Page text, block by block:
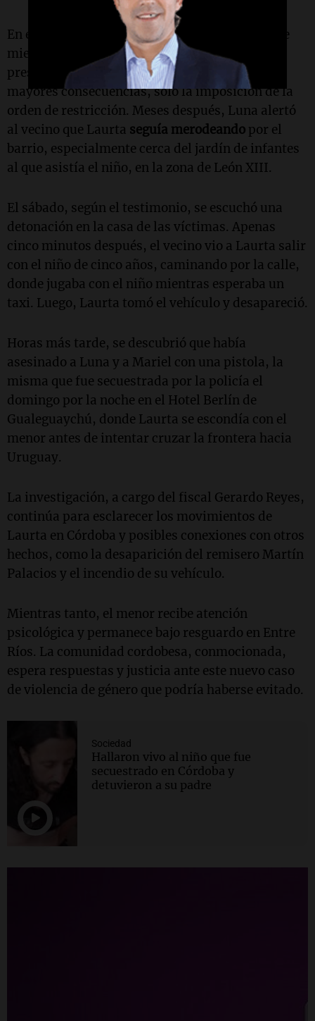
En esa ocasión, Laurta fue detenido brevemente
mientras conducía una Toyota Hilux blanca,
presuntamente alquilada, pero no enfrentó
mayores consecuencias, solo la imposición de la
orden de restricción. Meses después, Luna alertó
al vecino que Laurta seguía merodeando por el
barrio, especialmente cerca del jardín de infantes
al que asistía el niño, en la zona de León XIII.
El sábado, según el testimonio, se escuchó una
detonación en la casa de las víctimas. Apenas
cinco minutos después, el vecino vio a Laurta salir
con el niño de cinco años, caminando por la calle,
donde jugaba con el niño mientras esperaba un
taxi. Luego, Laurta tomó el vehículo y desapareció.
Horas más tarde, se descubrió que había
asesinado a Luna y a Mariel con una pistola, la
misma que fue secuestrada por la policía el
domingo por la noche en el Hotel Berlín de
Gualeguaychú, donde Laurta se escondía con el
menor antes de intentar cruzar la frontera hacia
Uruguay.
La investigación, a cargo del fiscal Gerardo Reyes,
continúa para esclarecer los movimientos de
Laurta en Córdoba y posibles conexiones con otros
hechos, como la desaparición del remisero Martín
Palacios y el incendio de su vehículo.
Mientras tanto, el menor recibe atención
psicológica y permanece bajo resguardo en Entre
Ríos. La comunidad cordobesa, conmocionada,
espera respuestas y justicia ante este nuevo caso
de violencia de género que podría haberse evitado.
Sociedad
Hallaron vivo al niño que fue
secuestrado en Córdoba y
detuvieron a su padre